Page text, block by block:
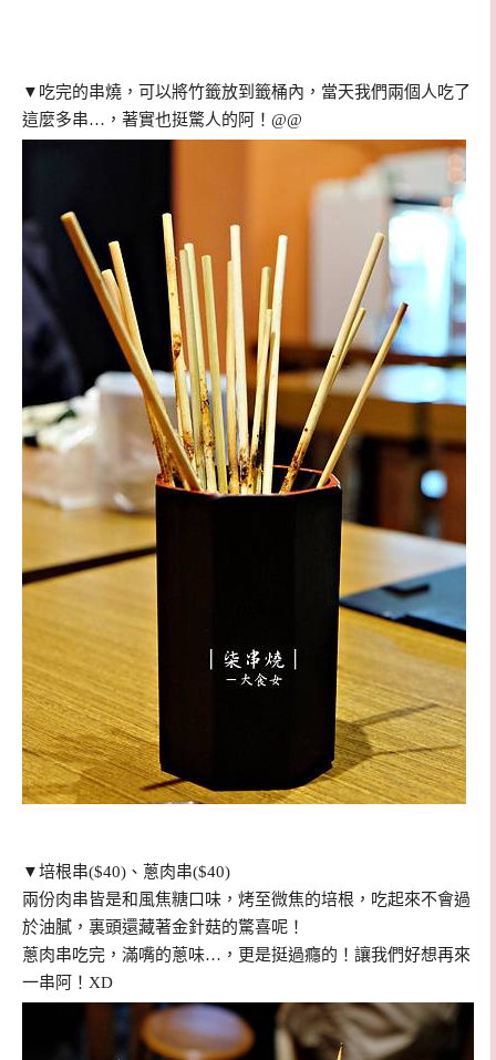
▼吃完的串燒，可以將竹籤放到 籤桶內，當天我們兩個人吃了
這麼多串…，著實也挺驚人的阿！@@
▼培根串($40)、 蔥肉串($40)
兩份肉串皆是和風焦糖口味，烤至微焦的培根，吃起來不會過
於油膩，裏頭還藏著金針菇的驚喜呢！
蔥肉串吃完，滿嘴的蔥味…，更是挺過癮的！讓我們好想再來
一串阿！XD